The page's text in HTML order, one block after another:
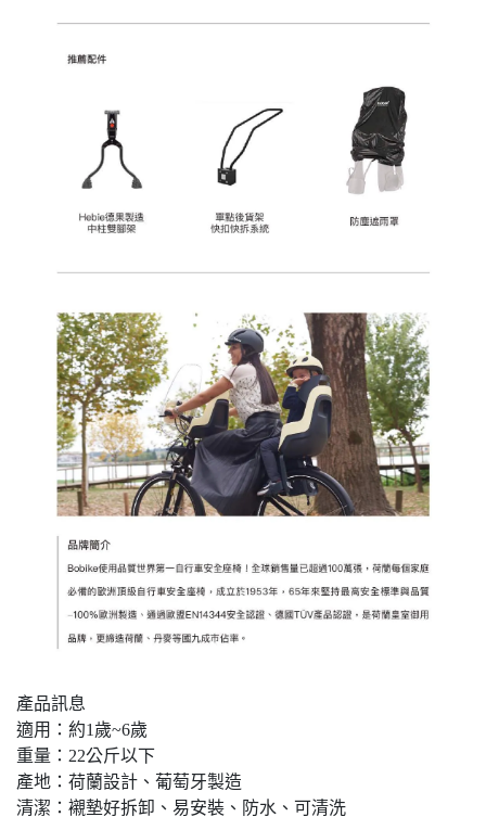
產品訊息
適用：約1歲~6歲
重量：22公斤以下
產地：荷蘭設計、葡萄牙製造
清潔：襯墊好拆卸、易安裝、防水、可清洗